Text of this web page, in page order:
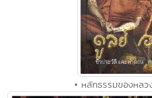
• หลักธรรมของหล